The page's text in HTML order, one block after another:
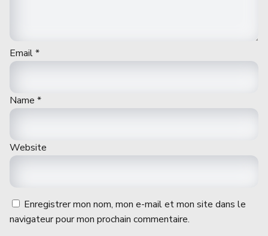
Email*
Name *
Website
Enregistrer mon nom, mon e-mail et mon site dans le
navigateur pour mon prochain commentaire.